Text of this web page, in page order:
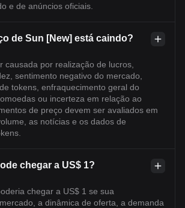
e de anúncios oficiais.
de Sun [New] está caindo?
causada por realização de lucros,
sentimento negativo do mercado,
tokens, enfraquecimento geral do
ou incerteza em relação ao
de preço devem ser avaliados em
as notícias e os dados de
chegar a US$ 1?
chegar a US$ 1 se sua
a dinâmica de oferta, a demanda